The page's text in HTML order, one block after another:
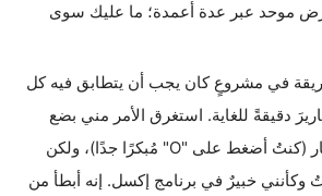
موحد عبر عدة أعمدة؛ ما عليك سوى
في مشروعٍ كان يجب أن يتطابق فيه كل
دقيقةً للغاية. استغرق الأمر مني بضع
(كنتُ أضغط على "O"
مُبكرًا جدًا)، ولكن
وكأنني خبيرٌ في برنامج إكسل. إنه أبطأ من